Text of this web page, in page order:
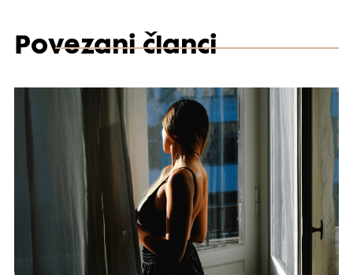
Povezani članci